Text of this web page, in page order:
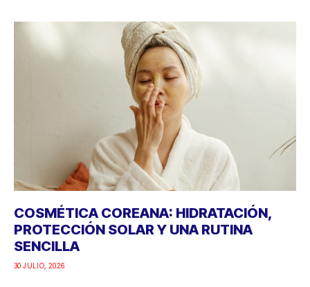
COSMÉTICA COREANA: HIDRATACIÓN,
PROTECCIÓN SOLAR Y UNA RUTINA
SENCILLA
30 JULIO, 2026